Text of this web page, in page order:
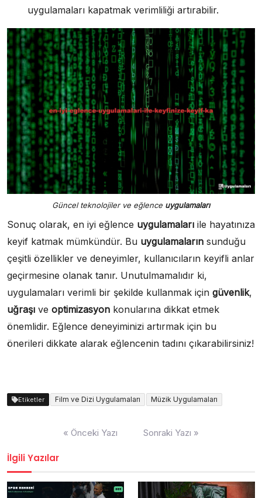
uygulamaları kapatmak verimliliği artırabilir.
Güncel teknolojiler ve eğlence uygulamaları
Sonuç olarak, en iyi eğlence uygulamaları ile hayatınıza
keyif katmak mümkündür. Bu uygulamaların sunduğu
çeşitli özellikler ve deneyimler, kullanıcıların keyifli anlar
geçirmesine olanak tanır. Unutulmamalıdır ki,
uygulamaları verimli bir şekilde kullanmak için güvenlik,
uğraşı ve optimizasyon konularına dikkat etmek
önemlidir. Eğlence deneyiminizi artırmak için bu
önerileri dikkate alarak eğlencenin tadını çıkarabilirsiniz!
Etiketler Film ve Dizi Uygulamaları Müzik Uygulamaları
« Önceki Yazı Sonraki Yazı »
İlgili Yazılar